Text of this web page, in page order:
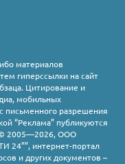
материалов
гиперссылки на сайт
Цитирование и
мобильных
письменного разрешения
“Реклама” публикуются
© 2005—2026, ООО
интернет-портал
и других документов –